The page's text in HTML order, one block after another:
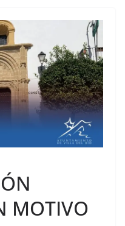
MOTIVO